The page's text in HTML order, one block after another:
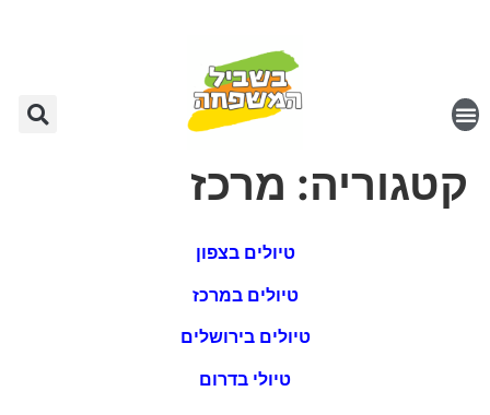
קטגוריה: מרכז
טיולים בצפון
טיולים במרכז
טיולים בירושלים
טיולי בדרום